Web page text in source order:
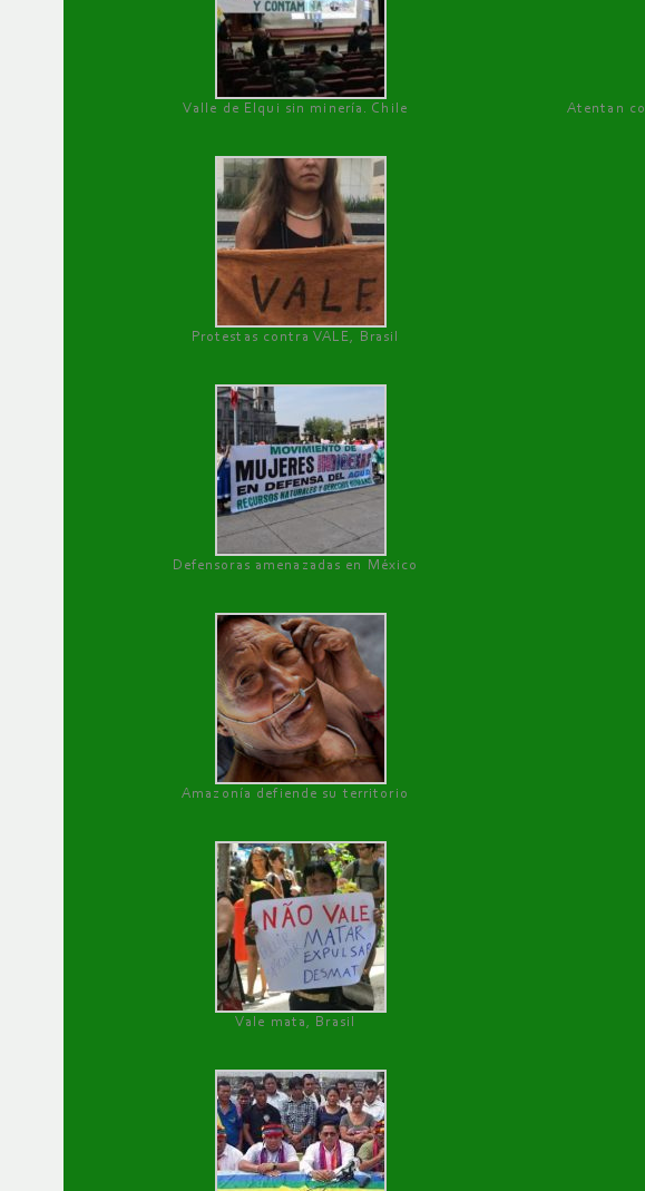
Valle de Elqui sin minería. Chile Atentan
Protestas contra VALE, Brasil
Defensoras amenazadas en México
Amazonía defiende su territorio
Vale mata, Brasil